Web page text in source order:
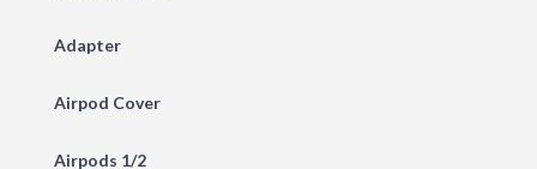
Adapter
Airpod Cover
Airpods 1/2